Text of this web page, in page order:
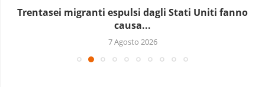
Trentasei migranti espulsi dagli Stati Uniti fanno
causa...
7 Agosto 2026